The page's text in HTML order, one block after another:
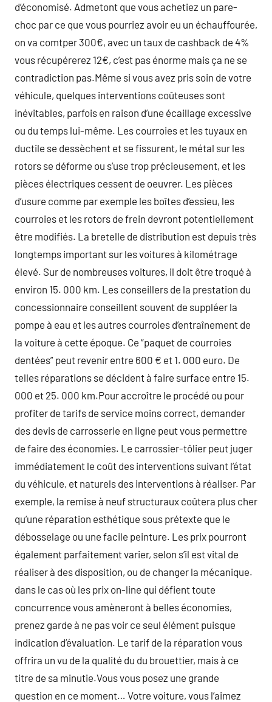
d’économisé. Admetont que vous achetiez un pare-
choc par ce que vous pourriez avoir eu un échauffourée,
on va comtper 300€, avec un taux de cashback de 4%
vous récupérerez 12€, c’est pas énorme mais ça ne se
contradiction pas.Même si vous avez pris soin de votre
véhicule, quelques interventions coûteuses sont
inévitables, parfois en raison d’une écaillage excessive
ou du temps lui-même. Les courroies et les tuyaux en
ductile se dessèchent et se fissurent, le métal sur les
rotors se déforme ou s’use trop précieusement, et les
pièces électriques cessent de oeuvrer. Les pièces
d’usure comme par exemple les boîtes d’essieu, les
courroies et les rotors de frein devront potentiellement
être modifiés. La bretelle de distribution est depuis très
longtemps important sur les voitures à kilométrage
élevé. Sur de nombreuses voitures, il doit être troqué à
environ 15. 000 km. Les conseillers de la prestation du
concessionnaire conseillent souvent de suppléer la
pompe à eau et les autres courroies d’entraînement de
la voiture à cette époque. Ce “paquet de courroies
dentées” peut revenir entre 600 € et 1. 000 euro. De
telles réparations se décident à faire surface entre 15.
000 et 25. 000 km.Pour accroître le procédé ou pour
profiter de tarifs de service moins correct, demander
des devis de carrosserie en ligne peut vous permettre
de faire des économies. Le carrossier-tôlier peut juger
immédiatement le coût des interventions suivant l’état
du véhicule, et naturels des interventions à réaliser. Par
exemple, la remise à neuf structuraux coûtera plus cher
qu’une réparation esthétique sous prétexte que le
débosselage ou une facile peinture. Les prix pourront
également parfaitement varier, selon s’il est vital de
réaliser à des disposition, ou de changer la mécanique.
dans le cas où les prix on-line qui défient toute
concurrence vous amèneront à belles économies,
prenez garde à ne pas voir ce seul élément puisque
indication d’évaluation. Le tarif de la réparation vous
offrira un vu de la qualité du du brouettier, mais à ce
titre de sa minutie.Vous vous posez une grande
question en ce moment… Votre voiture, vous l’aimez